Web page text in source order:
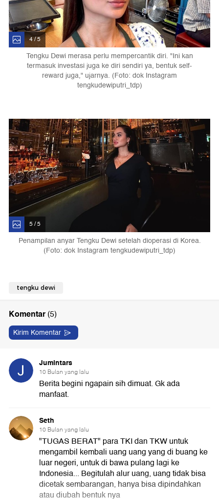
4 / 5
Tengku Dewi merasa perlu mempercantik diri. "Ini kan
termasuk investasi juga ke diri sendiri ya, bentuk self-
reward juga," ujarnya. (Foto: dok Instagram
tengkudewiputri_tdp)
5 / 5
Penampilan anyar Tengku Dewi setelah dioperasi di Korea.
(Foto: dok Instagram tengkudewiputri_tdp)
tengku dewi